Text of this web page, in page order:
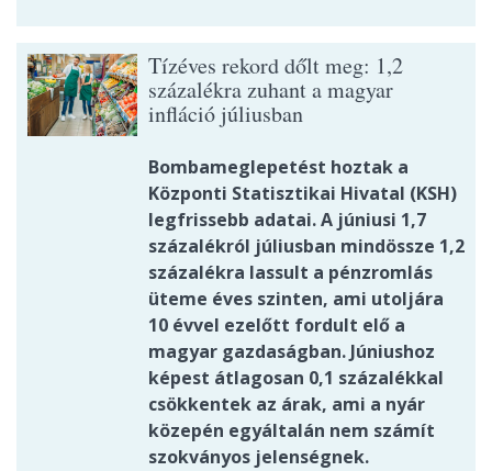
Tízéves rekord dőlt meg: 1,2
százalékra zuhant a magyar
infláció júliusban
Bombameglepetést hoztak a
Központi Statisztikai Hivatal (KSH)
legfrissebb adatai. A júniusi 1,7
százalékról júliusban mindössze 1,2
százalékra lassult a pénzromlás
üteme éves szinten, ami utoljára
10 évvel ezelőtt fordult elő a
magyar gazdaságban. Júniushoz
képest átlagosan 0,1 százalékkal
csökkentek az árak, ami a nyár
közepén egyáltalán nem számít
szokványos jelenségnek.